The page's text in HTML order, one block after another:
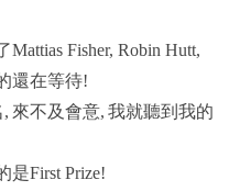
Mattias Fisher, Robin Hutt,
還在等待!
, 來不及會意, 我就聽到我的
是First Prize!